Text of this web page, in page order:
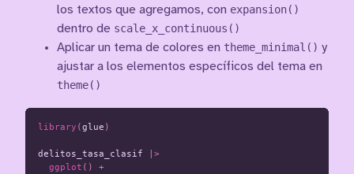
los textos que agregamos, con expansion()
dentro de scale_x_continuous()
Aplicar un tema de colores en theme_minimal() y
ajustar a los elementos específicos del tema en
theme()
library (glue )
delitos_tasa_clasif
|>
ggplot ()
+